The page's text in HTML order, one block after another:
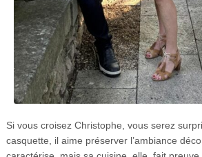
Si vous croisez Christophe, vous serez
casquette, il aime préserver l’ambiance